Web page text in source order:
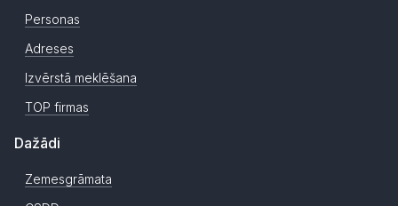
Personas
Adreses
Izvērstā meklēšana
TOP firmas
Dažādi
Zemesgrāmata